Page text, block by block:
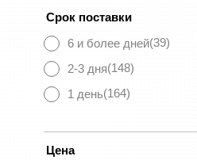
Срок поставки
6 и более дней(39)
2-3 дня(148)
1 день(164)
Цена